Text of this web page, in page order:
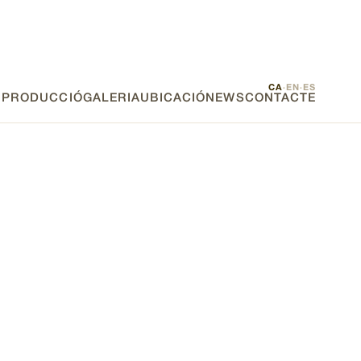
CA· EN· ES
GALERIAUBICACIÓ NEWSCONTACTE